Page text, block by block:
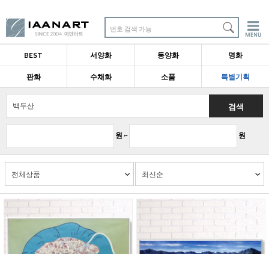
번호 검색 가능
BEST 서양화 동양화 명화
판화 수채화 소품 특별기획
원 ~ 원
검색